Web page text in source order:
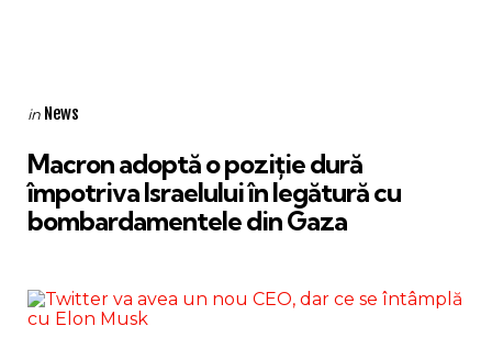
Categories
Posted
in News
Macron adoptă o poziție dură
împotriva Israelului în legătură cu
bombardamentele din Gaza